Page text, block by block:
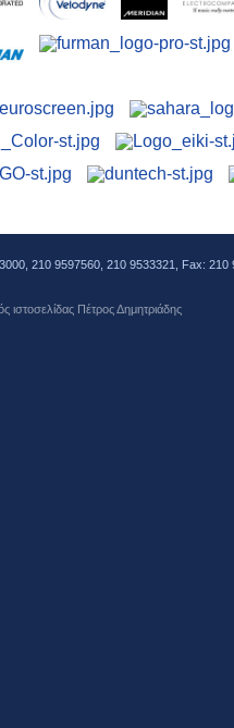
210 9597560, 210 9533321, Fax:
ιστοσελίδας Πέτρος Δημητριάδης